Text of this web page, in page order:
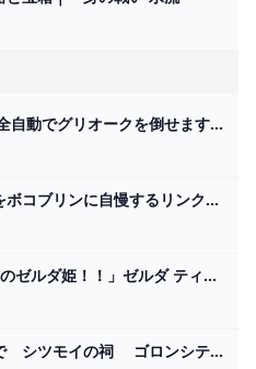
【ゼルダの伝説 ティアキン】全自動でグリオークを倒せます。序盤でも初心者でもOK 最強ゾナウギア 大砲 ティアーズオブザキングダム Totk - YouTube
【ティアキン】カッコいい車をボコブリンに自慢するリンク【ゼルダの伝説 ティアーズ オブ ザ キングダム】 - YouTube
「真実を探れ！噂のゼルダ姫！！」ゼルダ ティアキン攻略「エピソードチャレンジ編」【ゼルダの伝説ティアーズオブザキングダム攻略】 GameGamingGames
ゴロンシティから炎の神殿まで シツモイの祠 ゴロンシティのユン坊① デスマウンテン ボス戦 イルバジア 地底 攻略 ゼルダの伝説 ティアーズ オブ ザ キングダム メインチャレンジ ティアキン ㉒ - YouTube